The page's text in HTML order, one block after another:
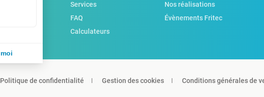
Services
FAQ
Calculateurs
Nos réalisations
Évènements Fritec
Politique de confidentialité Gestion des cookies Conditions générales de